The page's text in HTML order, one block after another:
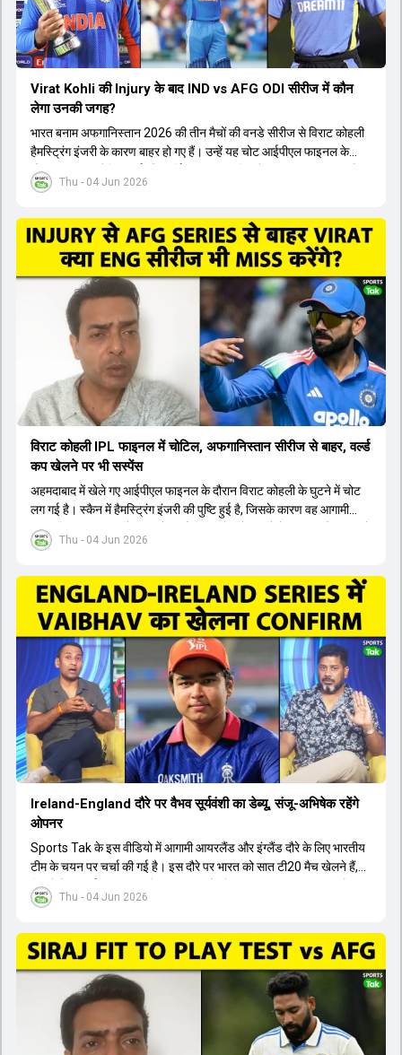
Thu - 04 Jun 2026
Virat Kohli की Injury के बाद IND vs AFG ODI सीरीज में कौन
लेगा उनकी जगह?
भारत बनाम अफगानिस्तान 2026 की तीन मैचों की वनडे सीरीज से विराट कोहली
हैमस्ट्रिंग इंजरी के कारण बाहर हो गए हैं। उन्हें यह चोट आईपीएल फाइनल के
दौरान लगी थी। रोहित शर्मा और हार्दिक पांड्या की फिटनेस पर भी अभी सवाल हैं,
इसलिए नंबर तीन पर कोहली की जगह एक मजबूत विकल्प खोजना जरूरी है। इस
रुतुराज गायकवाड़ 58.8 की लिस्ट ए औसत के साथ एक मजबूत विकल्प हैं। संजू
सैमसन भी बड़े दावेदार हैं, जिनका वनडे क्रिकेट में 56 से ज्यादा का औसत है।
यशस्वी जायसवाल को भी मौका मिल सकता है, हालांकि उनके बैटिंग ऑर्डर पर
विचार करना होगा। इसके अलावा 82 से ज्यादा की लिस्ट ए औसत वाले देवदत्त
पडिक्कल भी एक शानदार विकल्प हो सकते हैं। टीम मैनेजमेंट स्क्वाड में पहले से
मौजूद ईशान किशन को भी नंबर तीन पर खिलाने का फैसला कर सकती है।
Thu - 04 Jun 2026
विराट कोहली IPL फाइनल में चोटिल, अफगानिस्तान सीरीज से बाहर, वर्ल्ड
कप खेलने पर भी सस्पेंस
अहमदाबाद में खेले गए आईपीएल फाइनल के दौरान विराट कोहली के घुटने में चोट
लग गई है। स्कैन में हैमस्ट्रिंग इंजरी की पुष्टि हुई है, जिसके कारण वह आगामी
अफगानिस्तान सीरीज से बाहर हो गए हैं। इस चोट से उबरने में सामान्य तौर पर 4 से
12 हफ्ते का समय लग सकता है, और अगर सर्जरी की जरूरत पड़ी तो 3 से 5 महीने
सेंटर ऑफ एक्सीलेंस जाएंगे। इस गंभीर चोट के कारण 14 जुलाई से शुरू होने वाले
इंग्लैंड दौरे और आगामी वर्ल्ड कप में उनके खेलने पर सस्पेंस बन गया है। दूसरी
तरफ, आईपीएल में इम्पैक्ट प्लेयर के तौर पर खेलने वाले रोहित शर्मा को भी अभी तक
मेडिकल क्लीयरेंस नहीं मिली है। शनिवार को मुंबई में होने वाली चयन समिति की
बैठक में यह देखना अहम होगा कि क्या चयनकर्ता विराट कोहली को फिटनेस की शर्त
पर टीम में शामिल करते हैं या नहीं।
Thu - 04 Jun 2026
Ireland-England दौरे पर वैभव सूर्यवंशी का डेब्यू, संजू-अभिषेक रहेंगे
ओपनर
Sports Tak के इस वीडियो में आगामी आयरलैंड और इंग्लैंड दौरे के लिए भारतीय
टीम के चयन पर चर्चा की गई है। इस दौरे पर भारत को सात टी20 मैच खेलने हैं,
जिसमें वैभव सूर्यवंशी का टीम में चुना जाना और डेब्यू करना तय माना जा रहा है।
हालांकि, अभिषेक शर्मा और संजू सैमसन ही टीम के फर्स्ट चॉइस ओपनर बने रहेंगे,
नंबर तीन और श्रेयस अय्यर नंबर चार पर खेलेंगे। वहीं, रजत पाटीदार फिलहाल
टी20 टीम की योजना से बाहर हैं, लेकिन वह टेस्ट क्रिकेट में वापसी कर सकते हैं।